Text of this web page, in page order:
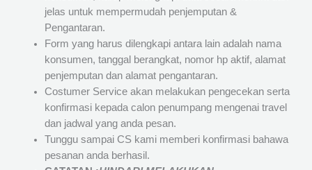
jelas untuk mempermudah penjemputan &
Pengantaran.
Form yang harus dilengkapi antara lain adalah nama
konsumen, tanggal berangkat, nomor hp aktif, alamat
penjemputan dan alamat pengantaran.
Costumer Service akan melakukan pengecekan serta
konfirmasi kepada calon penumpang mengenai travel
dan jadwal yang anda pesan.
Tunggu sampai CS kami memberi konfirmasi bahawa
pesanan anda berhasil.